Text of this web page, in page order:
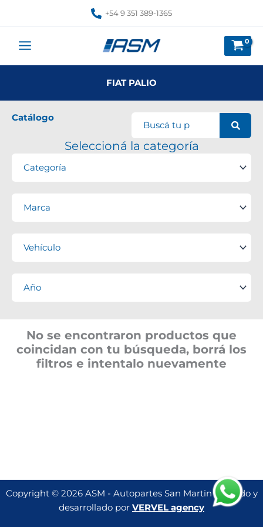
+54 9 351 389-1365
FIAT PALIO
Catálogo
Seleccioná la categoría
No se encontraron productos que
coincidan con tu búsqueda, borrá los
filtros e intentalo nuevamente
Copyright © 2026 ASM - Autopartes San Martin | Creado y
desarrollado por VERVEL agency